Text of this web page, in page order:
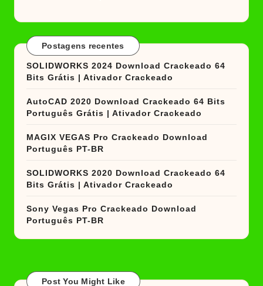
Postagens recentes
SOLIDWORKS 2024 Download Crackeado 64
Bits Grátis | Ativador Crackeado
AutoCAD 2020 Download Crackeado 64 Bits
Português Grátis | Ativador Crackeado
MAGIX VEGAS Pro Crackeado Download
Português PT-BR
SOLIDWORKS 2020 Download Crackeado 64
Bits Grátis | Ativador Crackeado
Sony Vegas Pro Crackeado Download
Português PT-BR
Post You Might Like